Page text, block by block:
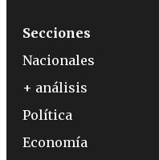
Secciones
Nacionales
+ análisis
Política
Economía